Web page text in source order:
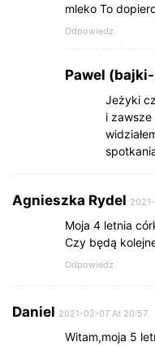
mleko To
Odpowiedz
Pawel
Jeżyki
i
Agnieszka Rydel
Moja 4 letnia
Czy będą
Odpowiedz
Daniel 2021-02-07 At 20:57
Witam,moja 5